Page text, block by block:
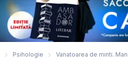
Psihologie Vanatoarea de minti.